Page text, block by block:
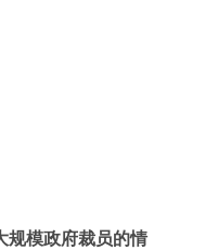
规模政府裁员的情